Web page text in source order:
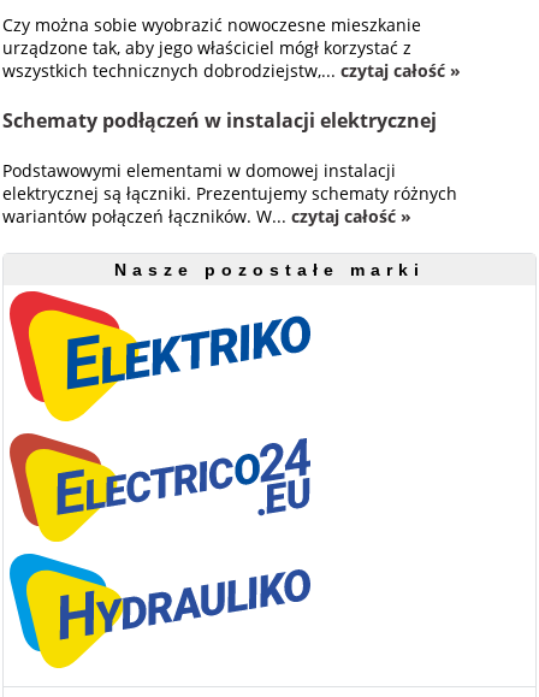
Czy można sobie wyobrazić nowoczesne mieszkanie
urządzone tak, aby jego właściciel mógł korzystać z
wszystkich technicznych dobrodziejstw,...czytaj całość »
Schematy podłączeń w instalacji elektrycznej
Podstawowymi elementami w domowej instalacji
elektrycznej są łączniki. Prezentujemy schematy różnych
wariantów połączeń łączników. W...czytaj całość »
Nasze pozostałe marki